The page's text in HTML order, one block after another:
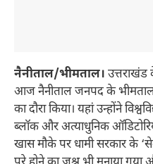
नैनीताल/भीमताल। उत्तराखंड
आज नैनीताल जनपद के भीमताल
का दौरा किया। यहां उन्होंने
ब्लॉक और अत्याधुनिक
खास मौके पर धामी सरकार के